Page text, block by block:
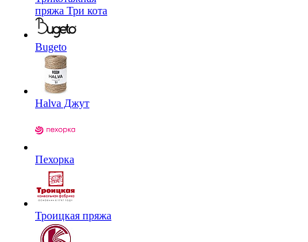
пряжа Три кота
Bugeto
Halva Джут
Пехорка
Троицкая пряжа